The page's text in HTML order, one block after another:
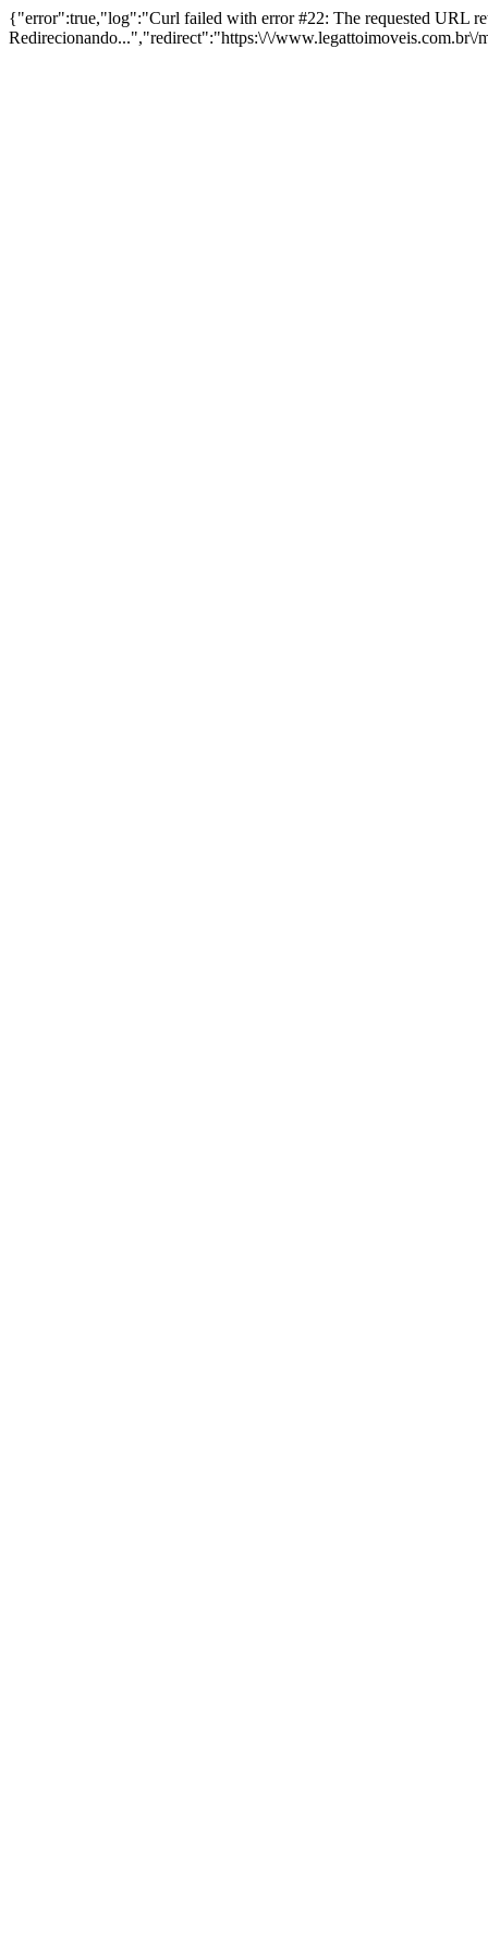
{"error":true,"log":"Curl failed with error #22: The requested URL
Redirecionando...","redirect":"https:\/\/www.legattoimoveis.com.br\/